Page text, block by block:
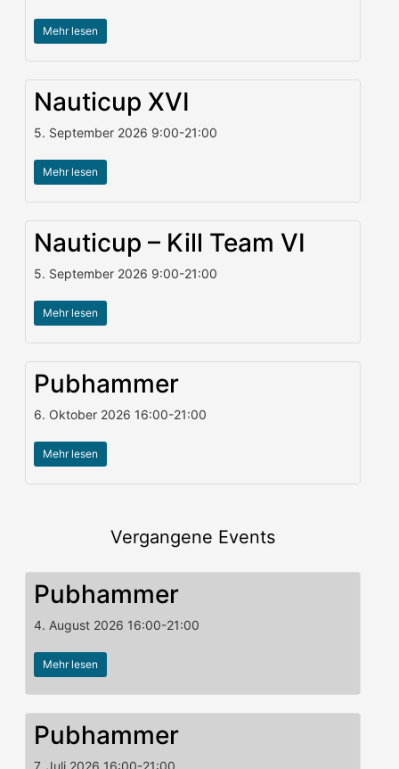
Mehr lesen
Nauticup XVI
5. September 2026 9:00-21:00
Mehr lesen
Nauticup – Kill Team VI
5. September 2026 9:00-21:00
Mehr lesen
Pubhammer
6. Oktober 2026 16:00-21:00
Mehr lesen
Vergangene Events
Pubhammer
4. August 2026 16:00-21:00
Mehr lesen
Pubhammer
7. Juli 2026 16:00-21:00